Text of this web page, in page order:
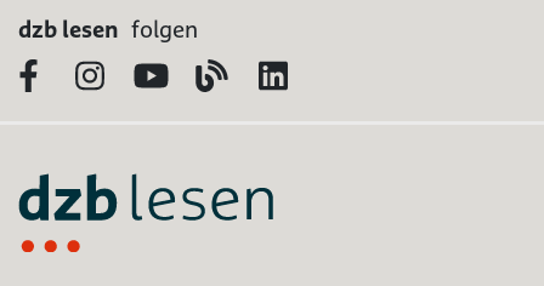
dzb lesen folgen
FacebookInstagram
YouTubeBlog